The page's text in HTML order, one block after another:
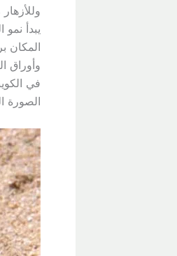
يبدأ
المكان
وأوراق
في
الصورة